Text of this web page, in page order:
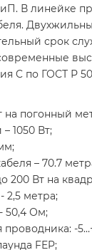
В линейке
срок
C по ГОСТ Р
на погонный
1050 Вт;
– 70.7
200 Вт на
2,5 метра;
50,4 Ом;
-
FEP;